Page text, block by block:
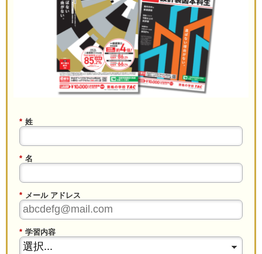
* 姓
* 名
* メール アドレス
* 学習内容